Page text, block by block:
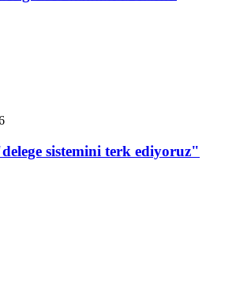
sistemini terk ediyoruz"